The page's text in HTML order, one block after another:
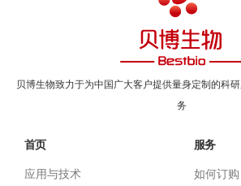
贝博生物致力于为中国广大客户提供量身定制的科
务
首页
应用与技术
服务
如何订购